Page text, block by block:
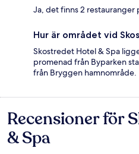
Ja, det finns 2 restauranger
Hur är området vid
Skostredet Hotel & Spa
promenad från Byparken
från Bryggen hamnområde.
Recensioner
Recensioner för
& Spa